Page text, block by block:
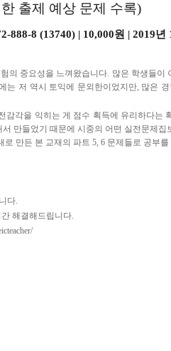
출제 예상 문제 수록)
888-8 (13740) | 10,000원 | 2019년
의 중요성을 느껴왔습니다. 많은 학생들이
는 저 역시 토익에 문외한이었지만, 많은
각을 익히는 게 점수 획득에 유리하다는
만들었기 때문에 시중의 어떤 실전문제집
만든 본 교재의 파트 5, 6 문제들로 공부
다.
해결해드립니다.